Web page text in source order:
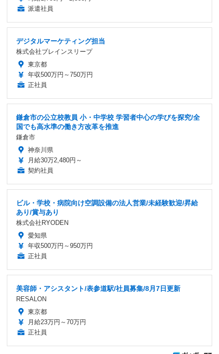
派遣社員
デジタルマーケティング担当
株式会社ブレインスリープ
東京都
年収500万円～750万円
正社員
鎌倉市の公立校教員 小・中学校 学習者中心の学びを探究/全
国でも高水準の働き方改革を推進
鎌倉市
神奈川県
月給30万2,480円～
契約社員
ビル・学校・病院向け空調設備の法人営業/未経験歓迎/昇給
あり/賞与あり
株式会社RYODEN
愛知県
年収500万円～950万円
正社員
美容師・アシスタント/表参道駅/社員募集/8月7日更新
RESALON
東京都
月給23万円～70万円
正社員